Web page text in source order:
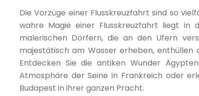
Die Vorzüge einer Flusskreuzfahrt sind so
wahre Magie einer Flusskreuzfahrt liegt in
malerischen Dörfern, die an den Ufern
majestätisch am Wasser erheben, enthüllen
Entdecken Sie die antiken Wunder
Atmosphäre der Seine in Frankreich oder
Budapest in ihrer ganzen Pracht.